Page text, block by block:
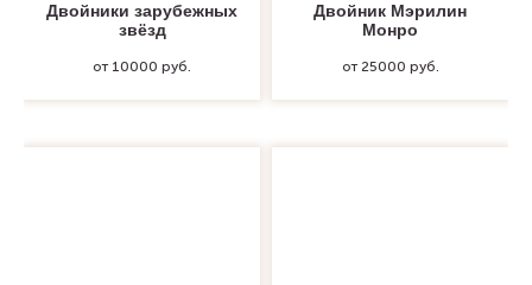
Двойники зарубежных
звёзд
от 10000 руб.
Двойник Мэрилин
Монро
от 25000 руб.